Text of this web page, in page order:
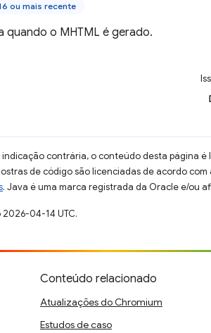
ou mais recente
quando o MHTML é gerado.
indicação contrária, o conteúdo desta página é
de código são licenciadas de acordo com
. Java é uma marca registrada da Oracle e/ou
04-14 UTC.
Conteúdo relacionado
Atualizações do Chromium
Estudos de caso